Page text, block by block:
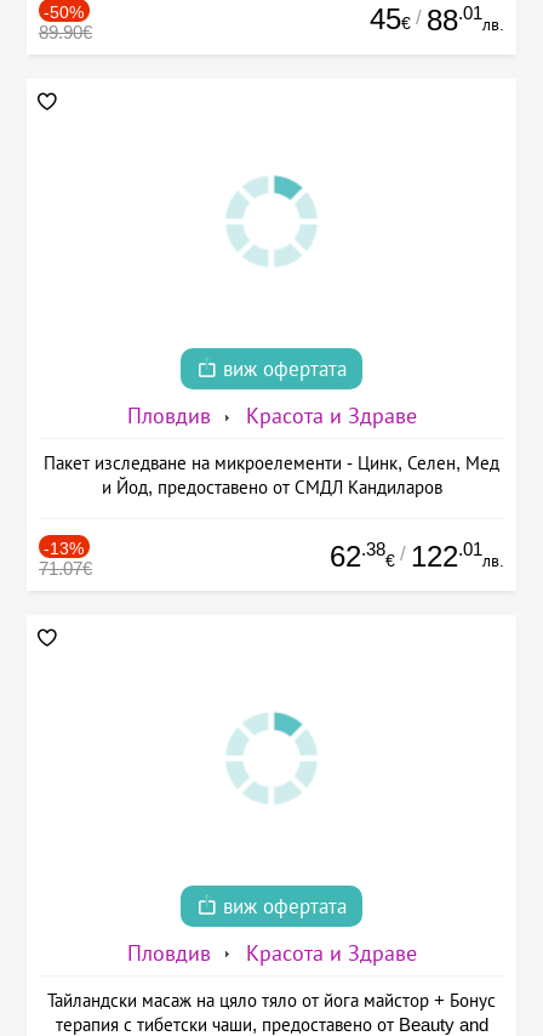
-50%
89.90€ 45€ / 88.01
лв.
виж офертата
Пловдив Красота и Здраве
Пакет изследване на микроелементи - Цинк, Селен, Мед
и Йод, предоставено от СМДЛ Кандиларов
-13%
71.07€ 62.38
€ / 122.01
лв.
виж офертата
Пловдив Красота и Здраве
Тайландски масаж на цяло тяло от йога майстор + Бонус
терапия с тибетски чаши, предоставено от Beauty and